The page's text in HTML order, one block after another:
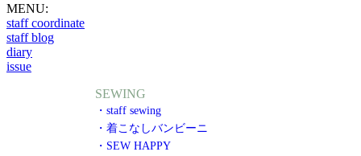
MENU:
staff coordinate
staff blog
diary
issue
SEWING
・staff sewing
・着こなしバンビーニ
・SEW HAPPY